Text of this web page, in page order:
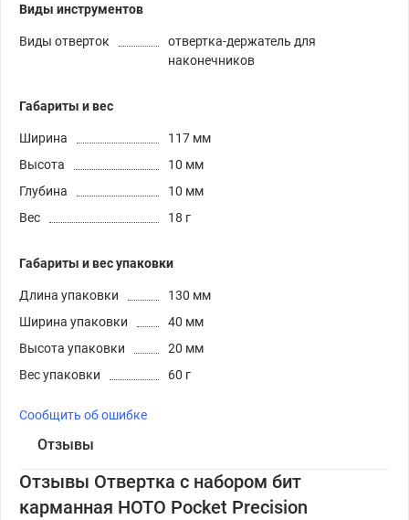
Виды инструментов
Виды отверток
отвертка-держатель для
наконечников
Габариты и вес
Ширина
117 мм
Высота
10 мм
Глубина
10 мм
Вес
18 г
Габариты и вес упаковки
Длина упаковки
130 мм
Ширина упаковки
40 мм
Высота упаковки
20 мм
Вес упаковки
60 г
Сообщить об ошибке
Отзывы
Отзывы Отвертка с набором бит
карманная HOTO Pocket Precision